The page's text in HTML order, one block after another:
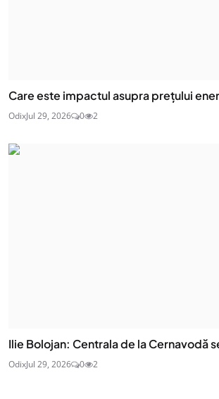
Care este impactul asupra prețului
OdixJul 29, 2026 0 2
Ilie Bolojan: Centrala de la Cernavodă
OdixJul 29, 2026 0 2